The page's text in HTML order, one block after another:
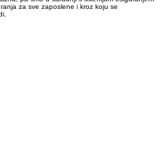
za sve zaposlene i kroz koju se